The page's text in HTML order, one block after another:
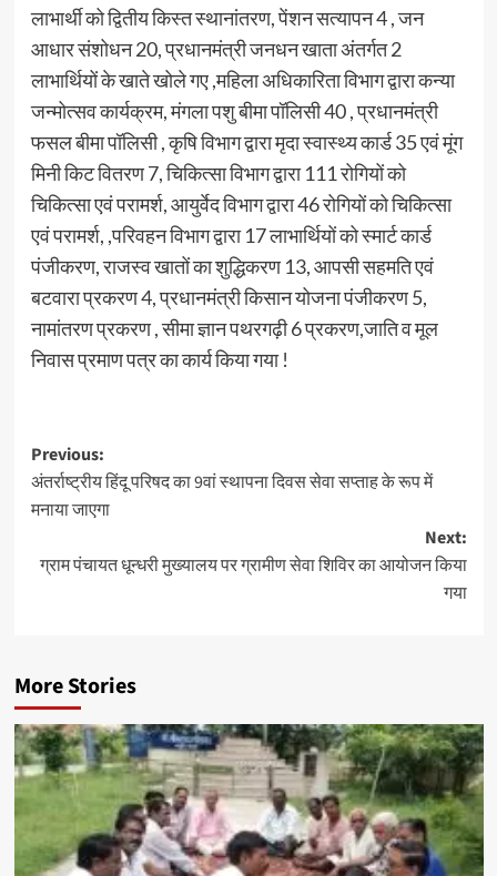
लाभार्थी को द्वितीय किस्त स्थानांतरण, पेंशन सत्यापन 4 , जन
आधार संशोधन 20, प्रधानमंत्री जनधन खाता अंतर्गत 2
लाभार्थियों के खाते खोले गए ,महिला अधिकारिता विभाग द्वारा कन्या
जन्मोत्सव कार्यक्रम, मंगला पशु बीमा पॉलिसी 40 , प्रधानमंत्री
फसल बीमा पॉलिसी , कृषि विभाग द्वारा मृदा स्वास्थ्य कार्ड 35 एवं मूंग
मिनी किट वितरण 7, चिकित्सा विभाग द्वारा 111 रोगियों को
चिकित्सा एवं परामर्श, आयुर्वेद विभाग द्वारा 46 रोगियों को चिकित्सा
एवं परामर्श, ,परिवहन विभाग द्वारा 17 लाभार्थियों को स्मार्ट कार्ड
पंजीकरण, राजस्व खातों का शुद्धिकरण 13, आपसी सहमति एवं
बटवारा प्रकरण 4, प्रधानमंत्री किसान योजना पंजीकरण 5,
नामांतरण प्रकरण , सीमा ज्ञान पथरगढ़ी 6 प्रकरण,जाति व मूल
निवास प्रमाण पत्र का कार्य किया गया !
Previous:
अंतर्राष्ट्रीय हिंदू परिषद का 9वां स्थापना दिवस सेवा सप्ताह के रूप में
मनाया जाएगा
Next:
ग्राम पंचायत धून्धरी मुख्यालय पर ग्रामीण सेवा शिविर का आयोजन किया
गया
More Stories